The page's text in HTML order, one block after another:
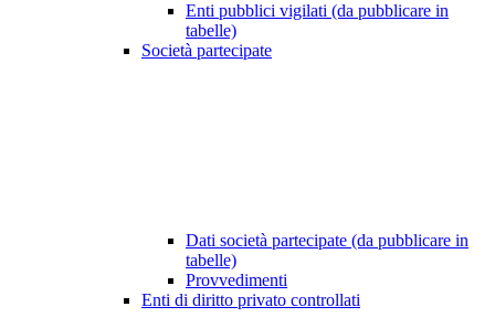
Enti pubblici vigilati (da pubblicare in
tabelle)
Società partecipate
Dati società partecipate (da pubblicare in
tabelle)
Provvedimenti
Enti di diritto privato controllati